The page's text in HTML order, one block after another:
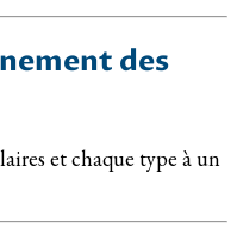
des
et chaque type à un